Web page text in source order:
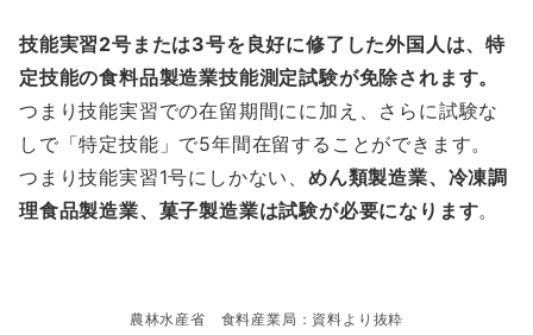
技能実習2号または3号を良好に修了した外国人は、特
定技能の食料品製造業技能測定試験が免除されます。
つまり技能実習での在留期間にに加え、さらに試験な
しで「特定技能」で5年間在留することができます。
つまり技能実習1号にしかない、 めん類製造業、冷凍調
理食品製造業、菓子製造業は試験が必要になります。
農林水産省 食料産業局：資料より抜粋